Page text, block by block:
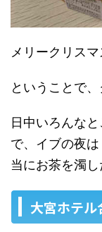
メリークリスマ
ということで、
日中いろんな
で、イブの夜
当にお茶を濁し
大宮ホテル